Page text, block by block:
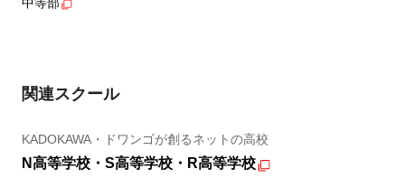
中等部
関連スクール
KADOKAWA・ドワンゴが創るネットの高校
N高等学校・S高等学校・R高等学校